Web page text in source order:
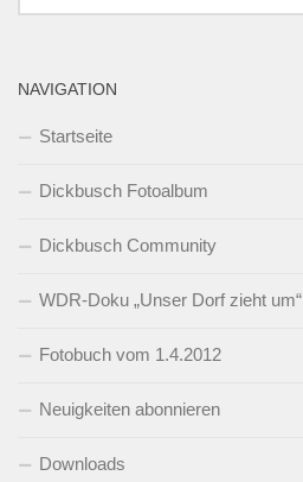
nach:
NAVIGATION
Startseite
Dickbusch Fotoalbum
Dickbusch Community
WDR-Doku „Unser Dorf zieht um“
Fotobuch vom 1.4.2012
Neuigkeiten abonnieren
Downloads